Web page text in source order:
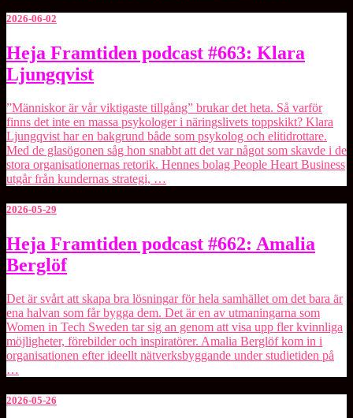
2026-06-02
Heja
Framtiden
podcast
Klara
Ljungqvist
Heja Framtiden podcast #663: Klara
Ljungqvist
”Människor är vår viktigaste tillgång” brukar det heta. Så varför
finns det inte en massa psykologer i näringslivets toppskikt? Klara
Ljungqvist har en bakgrund både som psykolog och elitidrottare.
Med de glasögonen såg hon snabbt att det var något som skavde i de
stora organisationernas retorik. Hennes bolag ⁠People Heart Business⁠
utgår från kundernas strategi, …
2026-05-29
Heja
Framtiden
podcast
Amalia
Berglöf
Heja Framtiden podcast #662: Amalia
Berglöf
Det är svårt att skapa bra lösningar för hela samhället om det bara är
ena halvan som får bygga dem. Det är en av utmaningarna som
⁠Women in Tech Sweden⁠ tar sig an genom att visa upp fler kvinnliga
möjligheter, förebilder och inspiratörer. ⁠Amalia Berglöf⁠ kom in i
organisationen efter ideellt nätverksbyggande under studietiden på
…
2026-05-26